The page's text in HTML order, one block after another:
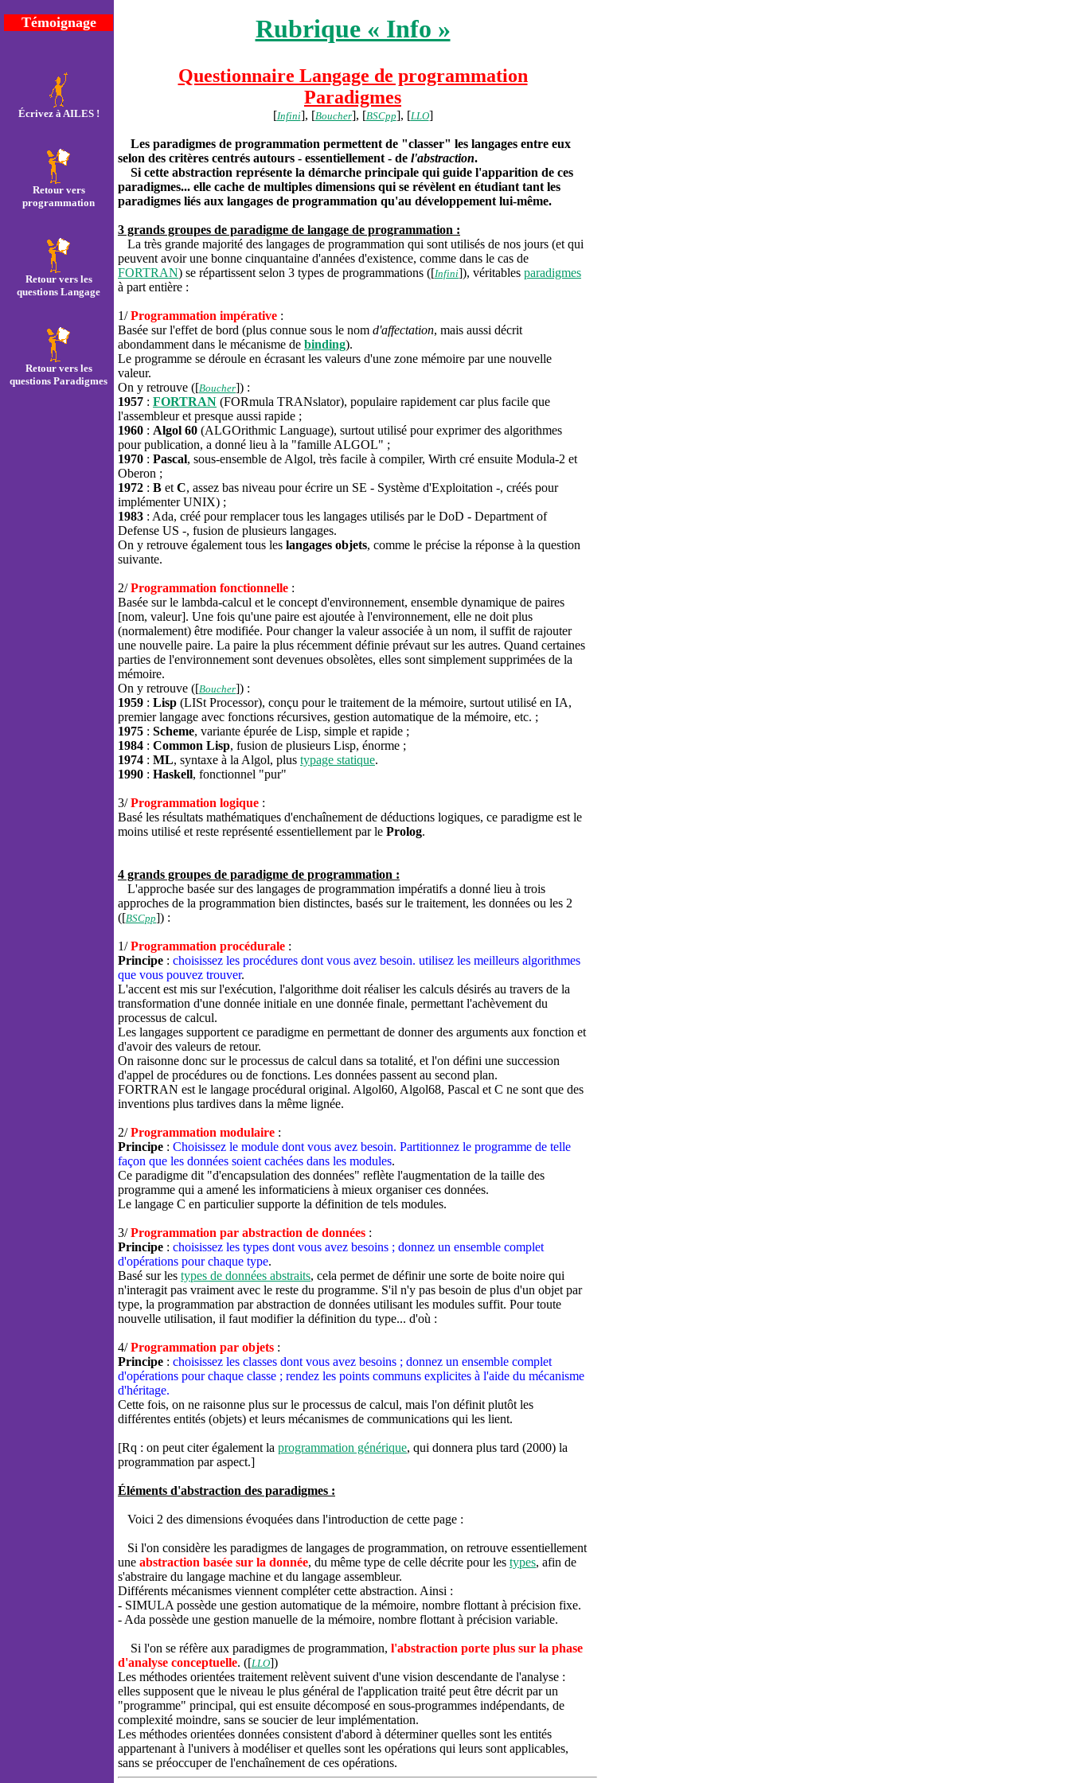
Témoignage Rubrique « Info »
Écrivez à AILES !
Retour vers
programmation
Retour vers les
questions Langage
Retour vers les
questions Paradigmes
Questionnaire Langage de programmation
Paradigmes
[Infini], [Boucher], [BSCpp], [LLO]
Les paradigmes de programmation permettent de "classer" les langages entre eux
selon des critères centrés autours - essentiellement - de l'abstraction.
Si cette abstraction représente la démarche principale qui guide l'apparition de ces
paradigmes... elle cache de multiples dimensions qui se révèlent en étudiant tant les
paradigmes liés aux langages de programmation qu'au développement lui-même.
3 grands groupes de paradigme de langage de programmation :
La très grande majorité des langages de programmation qui sont utilisés de nos jours (et qui
peuvent avoir une bonne cinquantaine d'années d'existence, comme dans le cas de
FORTRAN) se répartissent selon 3 types de programmations ([Infini]), véritables paradigmes
à part entière :
1/Programmation impérative :
Basée sur l'effet de bord (plus connue sous le nom d'affectation, mais aussi décrit
abondamment dans le mécanisme de binding).
Le programme se déroule en écrasant les valeurs d'une zone mémoire par une nouvelle
valeur.
On y retrouve ([Boucher]) :
1957 : FORTRAN (FORmula TRANslator), populaire rapidement car plus facile que
l'assembleur et presque aussi rapide ;
1960 : Algol 60 (ALGOrithmic Language), surtout utilisé pour exprimer des algorithmes
pour publication, a donné lieu à la "famille ALGOL" ;
1970 : Pascal, sous-ensemble de Algol, très facile à compiler, Wirth cré ensuite Modula-2 et
Oberon ;
1972 : B et C, assez bas niveau pour écrire un SE - Système d'Exploitation -, créés pour
implémenter UNIX) ;
1983 : Ada, créé pour remplacer tous les langages utilisés par le DoD - Department of
Defense US -, fusion de plusieurs langages.
On y retrouve également tous les langages objets, comme le précise la réponse à la question
suivante.
2/Programmation fonctionnelle :
Basée sur le lambda-calcul et le concept d'environnement, ensemble dynamique de paires
[nom, valeur]. Une fois qu'une paire est ajoutée à l'environnement, elle ne doit plus
(normalement) être modifiée. Pour changer la valeur associée à un nom, il suffit de rajouter
une nouvelle paire. La paire la plus récemment définie prévaut sur les autres. Quand certaines
parties de l'environnement sont devenues obsolètes, elles sont simplement supprimées de la
mémoire.
On y retrouve ([Boucher]) :
1959 : Lisp (LISt Processor), conçu pour le traitement de la mémoire, surtout utilisé en IA,
premier langage avec fonctions récursives, gestion automatique de la mémoire, etc. ;
1975 : Scheme, variante épurée de Lisp, simple et rapide ;
1984 : Common Lisp, fusion de plusieurs Lisp, énorme ;
1974 : ML, syntaxe à la Algol, plus typage statique.
1990 : Haskell, fonctionnel "pur"
3/Programmation logique :
Basé les résultats mathématiques d'enchaînement de déductions logiques, ce paradigme est le
moins utilisé et reste représenté essentiellement par le Prolog.
4 grands groupes de paradigme de programmation :
L'approche basée sur des langages de programmation impératifs a donné lieu à trois
approches de la programmation bien distinctes, basés sur le traitement, les données ou les 2
([BSCpp]) :
1/Programmation procédurale :
Principe : choisissez les procédures dont vous avez besoin. utilisez les meilleurs algorithmes
que vous pouvez trouver.
L'accent est mis sur l'exécution, l'algorithme doit réaliser les calculs désirés au travers de la
transformation d'une donnée initiale en une donnée finale, permettant l'achèvement du
processus de calcul.
Les langages supportent ce paradigme en permettant de donner des arguments aux fonction et
d'avoir des valeurs de retour.
On raisonne donc sur le processus de calcul dans sa totalité, et l'on défini une succession
d'appel de procédures ou de fonctions. Les données passent au second plan.
FORTRAN est le langage procédural original. Algol60, Algol68, Pascal et C ne sont que des
inventions plus tardives dans la même lignée.
2/Programmation modulaire :
Principe : Choisissez le module dont vous avez besoin. Partitionnez le programme de telle
façon que les données soient cachées dans les modules.
Ce paradigme dit "d'encapsulation des données" reflète l'augmentation de la taille des
programme qui a amené les informaticiens à mieux organiser ces données.
Le langage C en particulier supporte la définition de tels modules.
3/Programmation par abstraction de données :
Principe : choisissez les types dont vous avez besoins ; donnez un ensemble complet
d'opérations pour chaque type.
Basé sur les types de données abstraits, cela permet de définir une sorte de boite noire qui
n'interagit pas vraiment avec le reste du programme. S'il n'y pas besoin de plus d'un objet par
type, la programmation par abstraction de données utilisant les modules suffit. Pour toute
nouvelle utilisation, il faut modifier la définition du type... d'où :
4/Programmation par objets :
Principe : choisissez les classes dont vous avez besoins ; donnez un ensemble complet
d'opérations pour chaque classe ; rendez les points communs explicites à l'aide du mécanisme
d'héritage.
Cette fois, on ne raisonne plus sur le processus de calcul, mais l'on définit plutôt les
différentes entités (objets) et leurs mécanismes de communications qui les lient.
[Rq : on peut citer également la programmation générique, qui donnera plus tard (2000) la
programmation par aspect.]
Éléments d'abstraction des paradigmes :
Voici 2 des dimensions évoquées dans l'introduction de cette page :
Si l'on considère les paradigmes de langages de programmation, on retrouve essentiellement
une abstraction basée sur la donnée, du même type de celle décrite pour les types, afin de
s'abstraire du langage machine et du langage assembleur.
Différents mécanismes viennent compléter cette abstraction. Ainsi :
- SIMULA possède une gestion automatique de la mémoire, nombre flottant à précision fixe.
- Ada possède une gestion manuelle de la mémoire, nombre flottant à précision variable.
Si l'on se réfère aux paradigmes de programmation, l'abstraction porte plus sur la phase
d'analyse conceptuelle. ([LLO])
Les méthodes orientées traitement relèvent suivent d'une vision descendante de l'analyse :
elles supposent que le niveau le plus général de l'application traité peut être décrit par un
"programme" principal, qui est ensuite décomposé en sous-programmes indépendants, de
complexité moindre, sans se soucier de leur implémentation.
Les méthodes orientées données consistent d'abord à déterminer quelles sont les entités
appartenant à l'univers à modéliser et quelles sont les opérations qui leurs sont applicables,
sans se préoccuper de l'enchaînement de ces opérations.